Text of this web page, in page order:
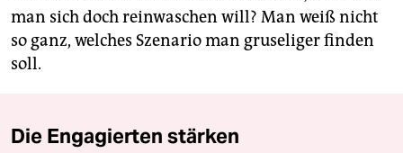
man sich doch reinwaschen will? Man weiß nicht
so ganz, welches Szenario man gruseliger finden
soll.
Die Engagierten stärken